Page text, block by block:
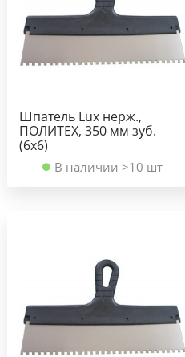
Шпатель Lux нерж.,
ПОЛИТЕХ, 350 мм зуб.
(6х6)
В наличии >10 шт